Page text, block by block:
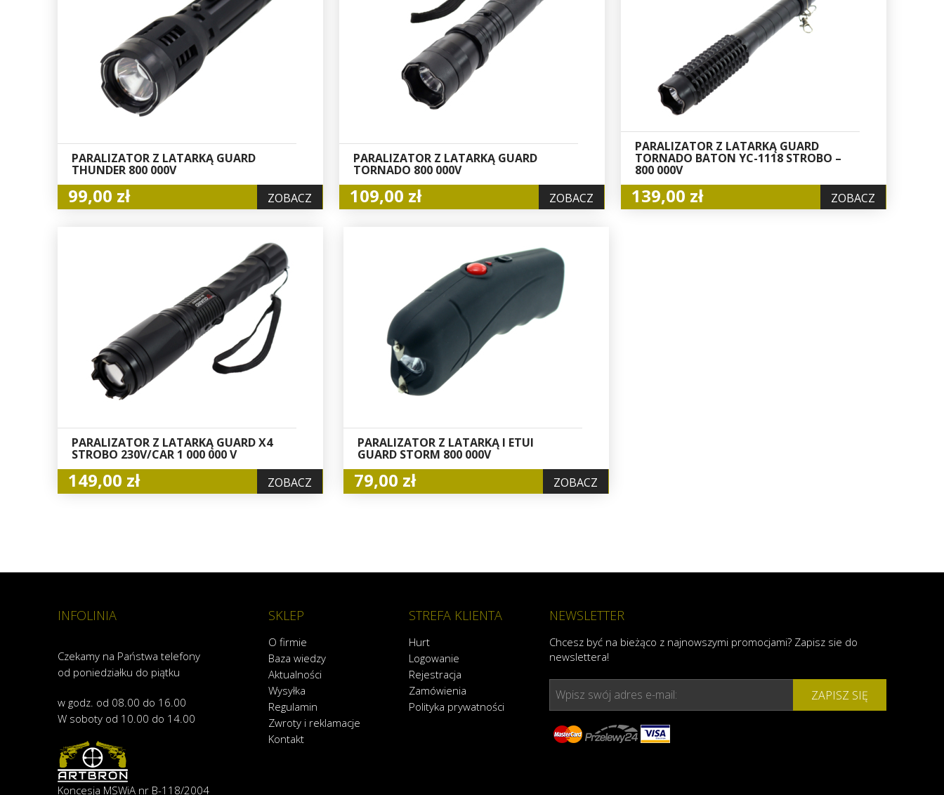
PARALIZATOR Z LATARKĄ GUARD
THUNDER 800 000V
99,00 zł ZOBACZ
PARALIZATOR Z LATARKĄ GUARD
TORNADO 800 000V
109,00 zł ZOBACZ
PARALIZATOR Z LATARKĄ GUARD
TORNADO BATON YC-1118 STROBO –
800 000V
139,00 zł ZOBACZ
PARALIZATOR Z LATARKĄ GUARD X4
STROBO 230V/CAR 1 000 000 V
149,00 zł ZOBACZ
PARALIZATOR Z LATARKĄ I ETUI
GUARD STORM 800 000V
79,00 zł ZOBACZ
INFOLINIA
Czekamy na Państwa telefony
od poniedziałku do piątku
w godz. od 08.00 do 16.00
W soboty od 10.00 do 14.00
Koncesja MSWiA nr B-118/2004
SKLEP
O firmie
Baza wiedzy
Aktualności
Wysyłka
Regulamin
Zwroty i reklamacje
Kontakt
STREFA KLIENTA
Hurt
Logowanie
Rejestracja
Zamówienia
Polityka prywatności
NEWSLETTER
Chcesz być na bieżąco z najnowszymi promocjami? Zapisz sie do
newslettera!
Wpisz swój adres e-mail: ZAPISZ SIĘ